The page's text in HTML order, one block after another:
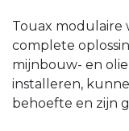
Touax
complete
mijnbouw- en
installeren,
behoefte en zijn